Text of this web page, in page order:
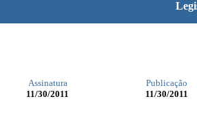
Assinatura
Publicação
11/30/2011 11/30/2011